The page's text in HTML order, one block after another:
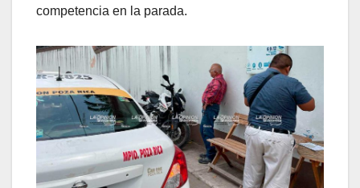
competencia en la parada.